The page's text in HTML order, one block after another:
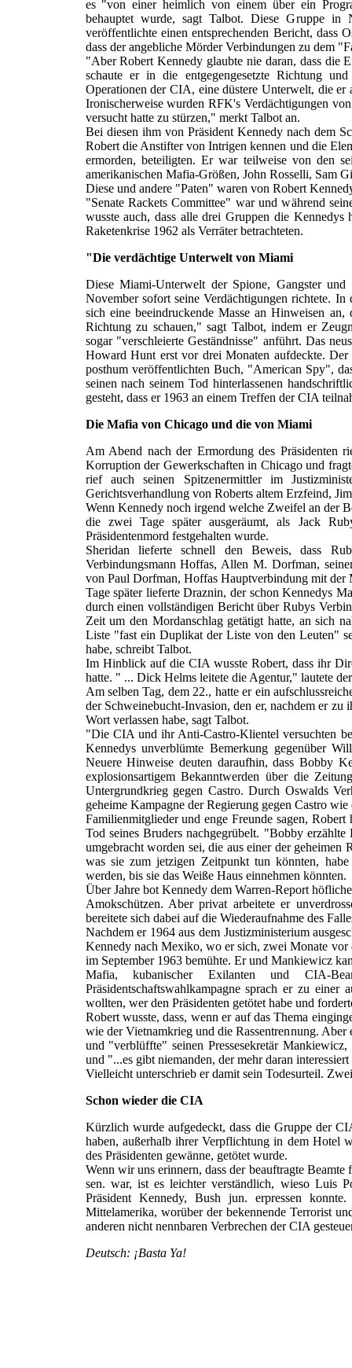
es "von einer heimlich von einem über ein
behauptet wurde, sagt Talbot. Diese Gruppe in
veröffentlichte einen entsprechenden Bericht, dass
dass der angebliche Mörder Verbindungen zu dem
"Aber Robert Kennedy glaubte nie daran, dass die
schaute er in die entgegengesetzte Richtung
Operationen der CIA, eine düstere Unterwelt, die er
Ironischerweise wurden RFK's Verdächtigungen
versucht hatte zu stürzen," merkt Talbot an.
Bei diesen ihm von Präsident Kennedy nach dem
Robert die Anstifter von Intrigen kennen und die
ermorden, beteiligten. Er war teilweise von den
amerikanischen Mafia-Größen, John Rosselli, Sam
Diese und andere "Paten" waren von Robert
"Senate Rackets Committee" war und während
wusste auch, dass alle drei Gruppen die
Raketenkrise 1962 als Verräter betrachteten.
"Die verdächtige Unterwelt von Miami
Diese Miami-Unterwelt der Spione, Gangster
November sofort seine Verdächtigungen richtete.
sich eine beeindruckende Masse an Hinweisen
Richtung zu schauen," sagt Talbot, indem er
sogar "verschleierte Geständnisse" anführt. Das
Howard Hunt erst vor drei Monaten aufdeckte. Der
posthum veröffentlichten Buch, "American Spy",
seinen nach seinem Tod hinterlassenen
gesteht, dass er 1963 an einem Treffen der CIA
Die Mafia von Chicago und die von Miami
Am Abend nach der Ermordung des Präsidenten
Korruption der Gewerkschaften in Chicago und
rief auch seinen Spitzenermittler im
Gerichtsverhandlung von Roberts altem Erzfeind,
Wenn Kennedy noch irgend welche Zweifel an der
die zwei Tage später ausgeräumt, als Jack
Präsidentenmord festgehalten wurde.
Sheridan lieferte schnell den Beweis, dass
Verbindungsmann Hoffas, Allen M. Dorfman,
von Paul Dorfman, Hoffas Hauptverbindung mit der
Tage später lieferte Draznin, der schon Kennedys
durch einen vollständigen Bericht über Rubys
Zeit um den Mordanschlag getätigt hatte, an sich
Liste "fast ein Duplikat der Liste von den Leuten"
habe, schreibt Talbot.
Im Hinblick auf die CIA wusste Robert, dass ihr
hatte. " ... Dick Helms leitete die Agentur," lautete
Am selben Tag, dem 22., hatte er ein
der Schweinebucht-Invasion, den er, nachdem er
Wort verlassen habe, sagt Talbot.
"Die CIA und ihr Anti-Castro-Klientel versuchten
Kennedys unverblümte Bemerkung gegenüber
Neuere Hinweise deuten daraufhin, dass Bobby
explosionsartigem Bekanntwerden über die
Untergrundkrieg gegen Castro. Durch Oswalds
geheime Kampagne der Regierung gegen Castro
Familienmitglieder und enge Freunde sagen,
Tod seines Bruders nachgegrübelt. "Bobby
umgebracht worden sei, die aus einer der geheimen
was sie zum jetzigen Zeitpunkt tun könnten,
werden, bis sie das Weiße Haus einnehmen könnten.
Über Jahre bot Kennedy dem Warren-Report
Amokschützen. Aber privat arbeitete er
bereitete sich dabei auf die Wiederaufnahme des
Nachdem er 1964 aus dem Justizministerium
Kennedy nach Mexiko, wo er sich, zwei Monate vor
im September 1963 bemühte. Er und Mankiewicz
Mafia, kubanischer Exilanten und CIA-
Präsidentschaftswahlkampagne sprach er zu einer
wollten, wer den Präsidenten getötet habe und
Robert wusste, dass, wenn er auf das Thema
wie der Vietnamkrieg und die Rassentrennung.
und "verblüffte" seinen Pressesekretär
und "...es gibt niemanden, der mehr daran
Vielleicht unterschrieb er damit sein Todesurteil.
Schon wieder die CIA
Kürzlich wurde aufgedeckt, dass die Gruppe der
haben, außerhalb ihrer Verpflichtung in dem Hotel
des Präsidenten gewänne, getötet wurde.
Wenn wir uns erinnern, dass der beauftragte
sen. war, ist es leichter verständlich, wieso Luis
Präsident Kennedy, Bush jun. erpressen
Mittelamerika, worüber der bekennende Terrorist
anderen nicht nennbaren Verbrechen der CIA
Deutsch: ¡Basta Ya!